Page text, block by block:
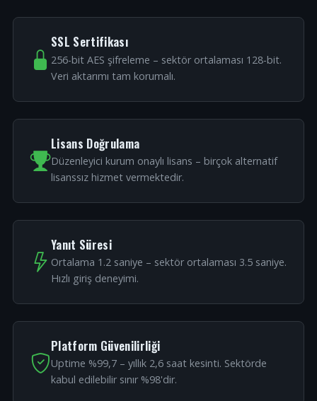
SSL Sertifikası
256-bit AES şifreleme – sektör ortalaması 128-bit.
Veri aktarımı tam korumalı.
Lisans Doğrulama
Düzenleyici kurum onaylı lisans – birçok alternatif
lisanssız hizmet vermektedir.
Yanıt Süresi
Ortalama 1.2 saniye – sektör ortalaması 3.5 saniye.
Hızlı giriş deneyimi.
Platform Güvenilirliği
Uptime %99,7 – yıllık 2,6 saat kesinti. Sektörde
kabul edilebilir sınır %98'dir.